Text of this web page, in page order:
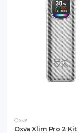
Oxva
Oxva Xlim Pro 2 Kit